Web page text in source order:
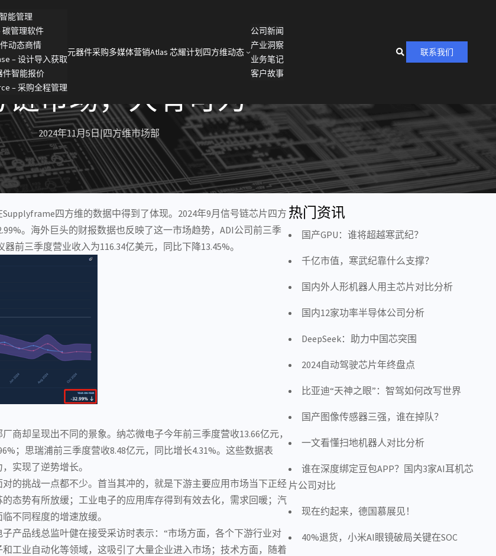
能管理
碳管理软件
动态商情
– 设计导入获取
件智能报价
– 采购全程管理
元器件采购多媒体营销Atlas 芯耀计划四方维动态
公司新闻
产业洞察
业务笔记
客户故事
联系我们
链市场，大有可为
2024年11月5日|四方维市场部
四方维的数据中得到了体现。2024年9月信号链芯片四方
。海外巨头的财报数据也反映了这一市场趋势， ADI公司前三季
器前三季度营业收入为116.34亿美元，同比下降13.45%。
商却呈现出不同的景象。 纳芯微电子今年前三季度营收13.66亿元，
；思瑞浦前三季度营收8.48亿元，同比增长4.31%。这些数据表
实现了逆势增长。
的挑战一点都不少。首当其冲的，就是下游主要应用市场当下正经
态势有所放缓； 工业电子的应用库存得到有效去化，需求回暖； 汽
不同程度的增速放缓。
子产品线总监叶健在接受采访时表示：“市场方面，各个下游行业对
和工业自动化等领域，这吸引了大量企业进入市场；技术方面，随着
热门资讯
国产GPU：谁将超越寒武纪？
千亿市值，寒武纪靠什么支撑？
国内外人形机器人用主芯片对比分析
国内12家功率半导体公司分析
DeepSeek：助力中国芯突围
2024自动驾驶芯片年终盘点
比亚迪“天神之眼”：智驾如何改写世界
国产图像传感器三强，谁在掉队？
一文看懂扫地机器人对比分析
谁在深度绑定豆包APP？国内3家AI耳机芯
片公司对比
现在约起来，德国慕展见！
40%退货，小米AI眼镜破局关键在SOC